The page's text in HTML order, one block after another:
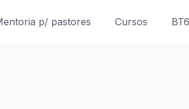
p/ pastores Cursos